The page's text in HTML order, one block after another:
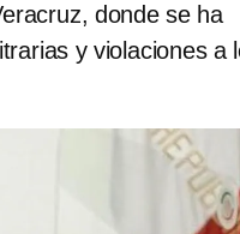
donde se ha
y violaciones a